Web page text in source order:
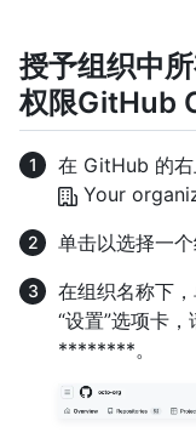
授予组织中
权限GitHub
在 GitHub 的右
Your
单击以选择一个
在组织名称下
“设置”选项卡，
********。